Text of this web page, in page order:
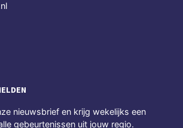
nieuwsbrief en krijg wekelijks een
gebeurtenissen uit jouw regio.